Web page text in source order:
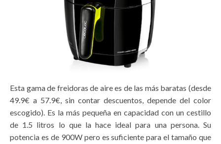
Esta gama de freidoras de aire es de las más baratas (desde
49.9€ a 57.9€, sin contar descuentos, depende del color
escogido). Es la más pequeña en capacidad con un cestillo
de 1.5 litros lo que la hace ideal para una persona. Su
potencia es de 900W pero es suficiente para el tamaño que